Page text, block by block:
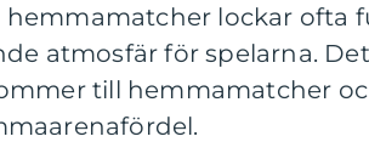
hemmamatcher lockar ofta
atmosfär för spelarna.
till hemmamatcher